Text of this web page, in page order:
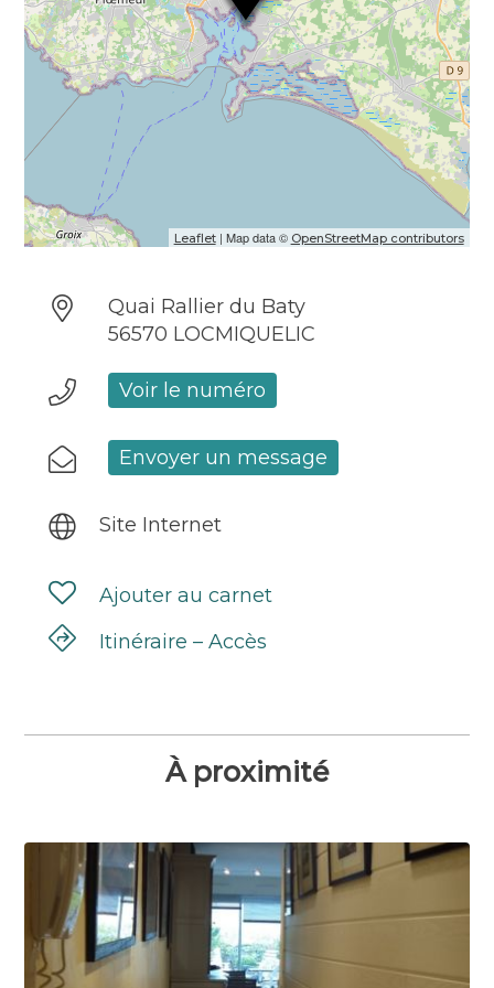
Leaflet| Map data © OpenStreetMap contributors
Quai Rallier du Baty
56570 LOCMIQUELIC
Voir le numéro
Envoyer un message
Site Internet
Ajouter au carnet
Itinéraire – Accès
À proximité